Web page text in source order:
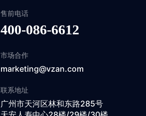
售前电话
400-086-6612
市场合作
marketing@vzan.com
联系地址
广州市天河区林和东路285号